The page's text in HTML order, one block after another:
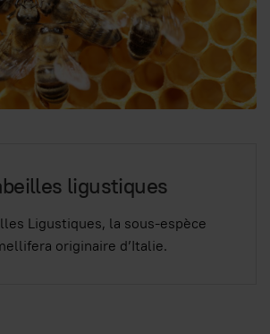
ligustiques
Ligustiques, la sous-espèce
originaire d’Italie.